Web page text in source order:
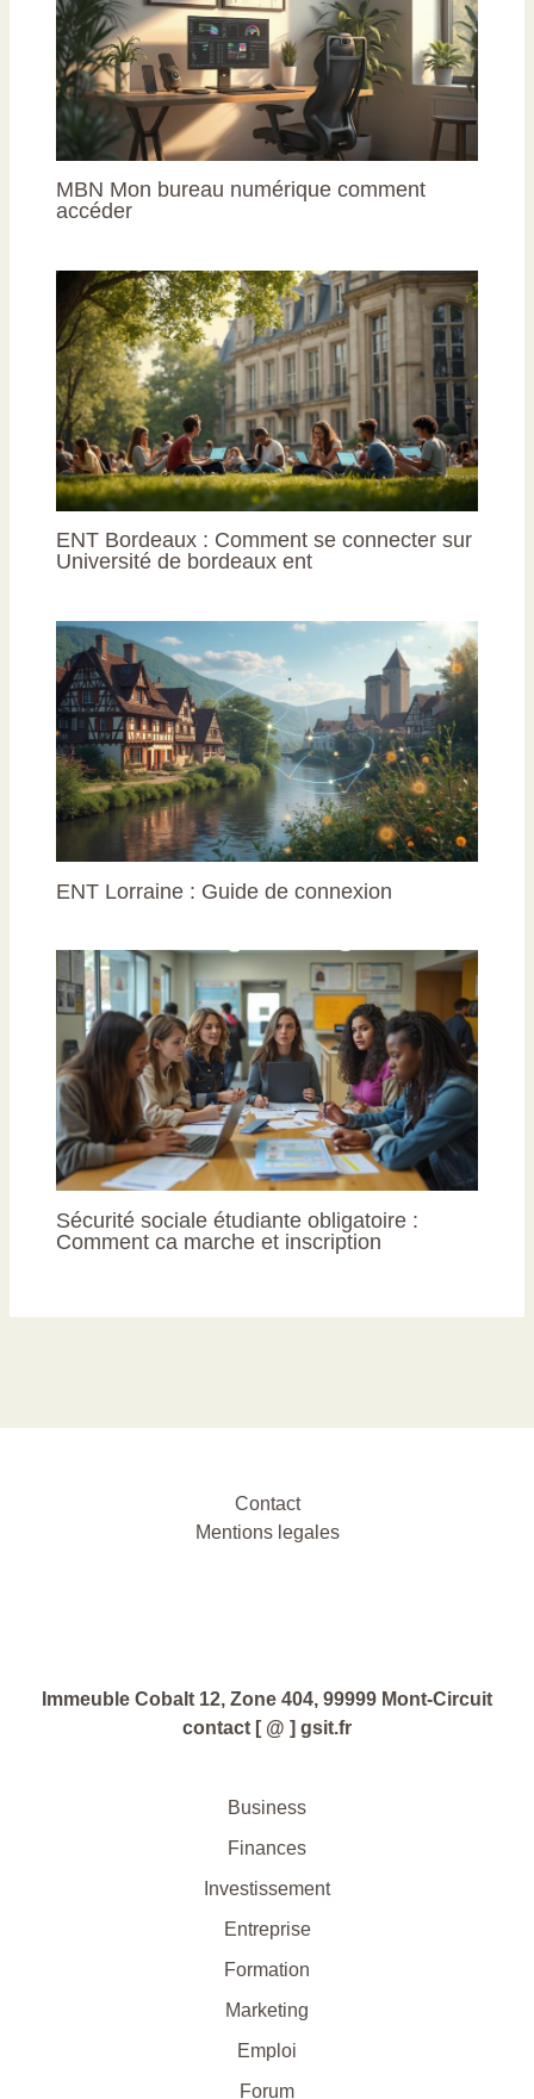
MBN Mon bureau numérique comment
accéder
ENT Bordeaux : Comment se connecter sur
Université de bordeaux ent
ENT Lorraine : Guide de connexion
Sécurité sociale étudiante obligatoire :
Comment ca marche et inscription
Contact
Mentions legales
Immeuble Cobalt 12, Zone 404, 99999 Mont-Circuit
contact [ @ ] gsit.fr
Business
Finances
Investissement
Entreprise
Formation
Marketing
Emploi
Forum